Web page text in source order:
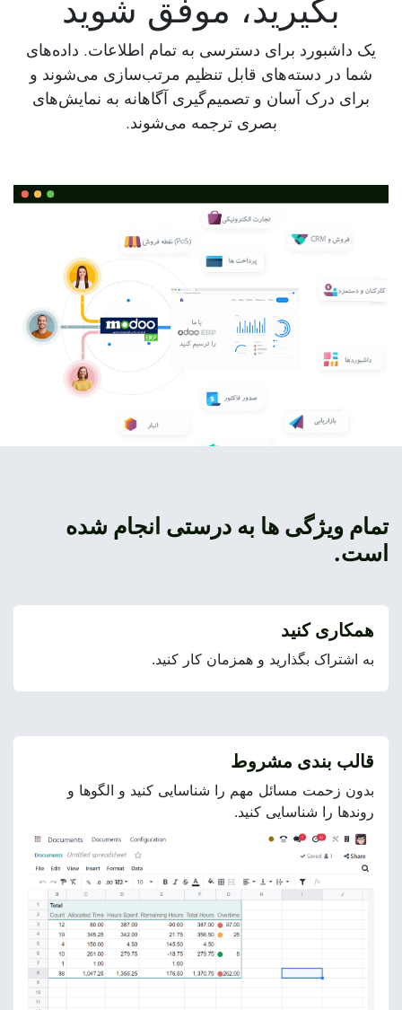
بگیرید، موفق شوید
یک داشبورد برای دسترسی به تمام اطلاعات. داده‌های
شما در دسته‌های قابل تنظیم مرتب‌سازی می‌شوند و
برای درک آسان و تصمیم‌گیری آگاهانه به نمایش‌های
بصری ترجمه می‌شوند.
تمام ویژگی ها به درستی انجام شده
است.
همکاری کنید
به اشتراک بگذارید و همزمان کار کنید.
قالب بندی مشروط
بدون زحمت مسائل مهم را شناسایی کنید و الگوها و
روندها را شناسایی کنید.